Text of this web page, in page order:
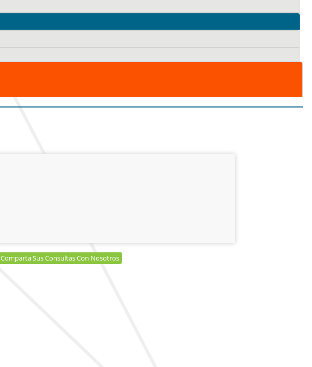
Comparta Sus Consultas Con Nosotros